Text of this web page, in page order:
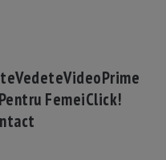
VedeteVideoPrime
FemeiClick!